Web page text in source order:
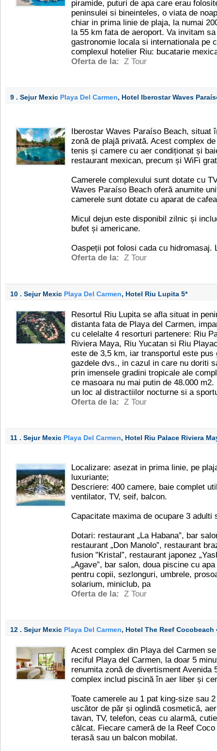
piramide, puturi de apa care erau
peninsulei si bineinteles, o viata de
chiar in prima linie de plaja, la numai
la 55 km fata de aeroport. Va invitam
gastronomie locala si internationala pe
complexul hotelier Riu: bucatarie
Oferta de la:
Z Tour
9 . Sejur Mexic Playa Del Carmen, Hotel Iberostar Waves
Iberostar Waves Paraíso Beach, situat
zonă de plajă privată. Acest complex
tenis și camere cu aer condiționat și
restaurant mexican, precum și WiFi
Camerele complexului sunt dotate cu
Waves Paraíso Beach oferă anumite
camerele sunt dotate cu aparat de
Micul dejun este disponibil zilnic și
bufet și americane.
Oaspeții pot folosi cada cu hidromasaj.
Oferta de la:
Z Tour
10 . Sejur Mexic Playa Del Carmen, Hotel Riu Lupita 5*
Resortul Riu Lupita se afla situat in
distanta fata de Playa del Carmen,
cu celelalte 4 resorturi partenere: Riu
Riviera Maya, Riu Yucatan si Riu
este de 3,5 km, iar transportul este
gazdele dvs., in cazul in care nu doriti
prin imensele gradini tropicale ale
ce masoara nu mai putin de 48.000
un loc al distractiilor nocturne si a
Oferta de la:
Z Tour
11 . Sejur Mexic Playa Del Carmen, Hotel Riu Palace Riviera
Localizare: asezat in prima linie, pe
luxuriante;
Descriere: 400 camere, baie complet
ventilator, TV, seif, balcon.
Capacitate maxima de ocupare 3 adulti
Dotari: restaurant „La Habana”, bar
restaurant „Don Manolo”, restaurant
fusion "Kristal”, restaurant japonez
„Agave”, bar salon, doua piscine cu
pentru copii, sezlonguri, umbrele,
solarium, miniclub, pa
Oferta de la:
Z Tour
12 . Sejur Mexic Playa Del Carmen, Hotel The Reef Cocobeach
Acest complex din Playa del Carmen
reciful Playa del Carmen, la doar 5
renumita zonă de divertisment Avenida
complex includ piscină în aer liber și
Toate camerele au 1 pat king-size sau
uscător de păr și oglindă cosmetică,
tavan, TV, telefon, ceas cu alarmă,
călcat. Fiecare cameră de la Reef
terasă sau un balcon mobilat.